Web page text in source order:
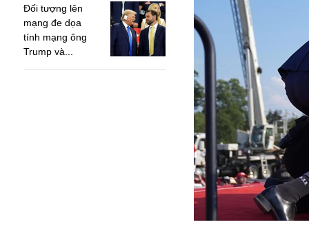
Đối tượng lên
mạng đe dọa
tính mạng ông
Trump và...